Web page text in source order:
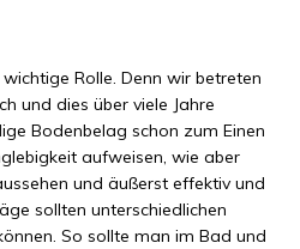
Rolle. Denn wir betreten
und dies über viele Jahre
Bodenbelag schon zum Einen
aufweisen, wie aber
und äußerst effektiv und
sollten unterschiedlichen
So sollte man im Bad und